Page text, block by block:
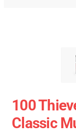
100
Classic